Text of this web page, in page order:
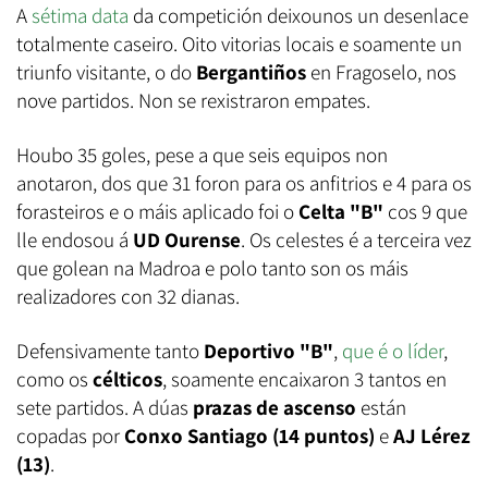
Asétima data da competición deixounos un desenlace
totalmente caseiro. Oito vitorias locais e soamente un
triunfo visitante, o do Bergantiños en Fragoselo, nos
nove partidos. Non se rexistraron empates.
Houbo 35 goles, pese a que seis equipos non
anotaron, dos que 31 foron para os anfitrios e 4 para os
forasteiros e o máis aplicado foi o Celta "B" cos 9 que
lle endosou á UD Ourense. Os celestes é a terceira vez
que golean na Madroa e polo tanto son os máis
realizadores con 32 dianas.
Defensivamente tanto Deportivo "B", que é o líder,
como os célticos, soamente encaixaron 3 tantos en
sete partidos. A dúas prazas de ascenso están
copadas por Conxo Santiago (14 puntos) eAJ Lérez
(13).